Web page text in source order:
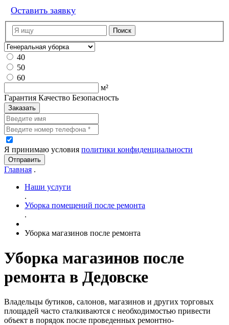
Оставить заявку
40
50
60
м²
Гарантия Качество Безопасность
Заказать
Я принимаю условия политики конфиденциальности
Отправить
Главная .
Наши услуги
.
Уборка помещений после ремонта
.
Уборка магазинов после ремонта
Уборка магазинов после
ремонта в Дедовске
Владельцы бутиков, салонов, магазинов и других торговых
площадей часто сталкиваются с необходимостью привести
объект в порядок после проведенных ремонтно-